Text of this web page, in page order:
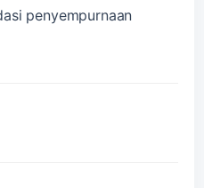
penyempurnaan